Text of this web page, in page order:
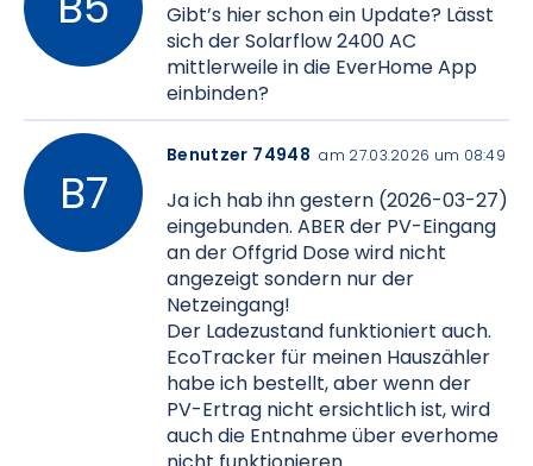
Gibt’s hier schon ein Update? Lässt
sich der Solarflow 2400 AC
mittlerweile in die EverHome App
einbinden?
Benutzer 74948 am 27.03.2026 um 08:49
Ja ich hab ihn gestern (2026-03-27)
eingebunden. ABER der PV-Eingang
an der Offgrid Dose wird nicht
angezeigt sondern nur der
Netzeingang!
Der Ladezustand funktioniert auch.
EcoTracker für meinen Hauszähler
habe ich bestellt, aber wenn der
PV-Ertrag nicht ersichtlich ist, wird
auch die Entnahme über everhome